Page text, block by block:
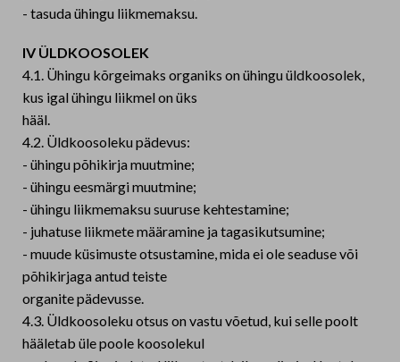
- tasuda ühingu liikmemaksu.
IV ÜLDKOOSOLEK
4.1. Ühingu kõrgeimaks organiks on ühingu üldkoosolek,
kus igal ühingu liikmel on üks
hääl.
4.2. Üldkoosoleku pädevus:
- ühingu põhikirja muutmine;
- ühingu eesmärgi muutmine;
- ühingu liikmemaksu suuruse kehtestamine;
- juhatuse liikmete määramine ja tagasikutsumine;
- muude küsimuste otsustamine, mida ei ole seaduse või
põhikirjaga antud teiste
organite pädevusse.
4.3. Üldkoosoleku otsus on vastu võetud, kui selle poolt
hääletab üle poole koosolekul